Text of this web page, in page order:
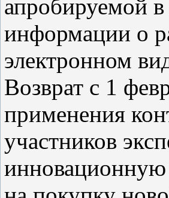
апробируемой в
информации о
электронном
Возврат с 1
применения
участников
инновационную